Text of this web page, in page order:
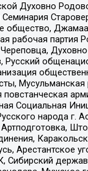
Духовно
общество,
рабочая
Русский
Социальная
народа г.
Сибирский